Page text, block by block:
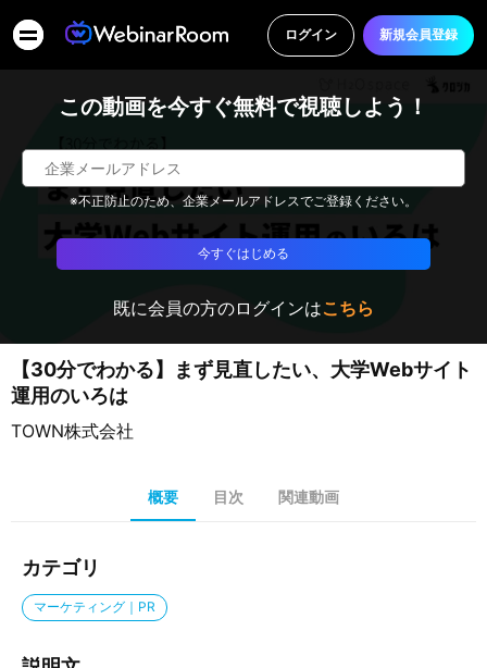
ログイン 新規会員登録
この動画を今すぐ無料で視聴しよう！
※不正防止のため、企業メールアドレスでご登録ください。
今すぐはじめる
既に会員の方のログインはこちら
【30分でわかる】まず見直したい、大学Webサイト
運用のいろは
TOWN株式会社
概要 目次 関連動画
カテゴリ
マーケティング｜PR